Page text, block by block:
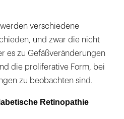
verschiedene
und zwar die nicht
es zu Gefäßveränderungen
die proliferative Form, bei
zu beobachten sind.
Retinopathie